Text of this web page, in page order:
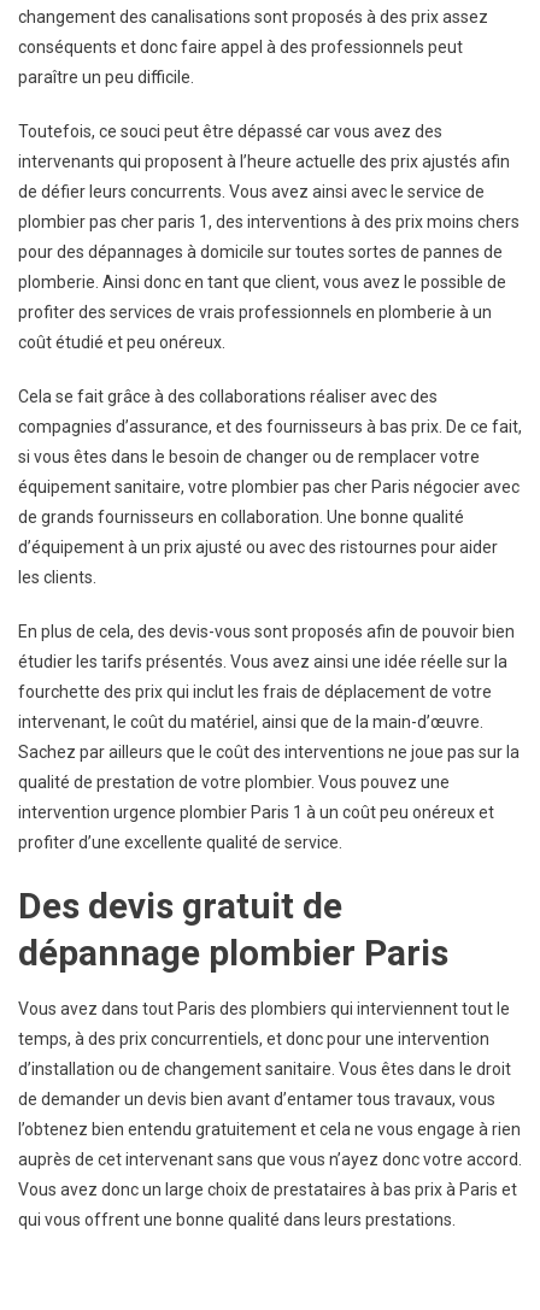
changement des canalisations sont proposés à des prix assez
conséquents et donc faire appel à des professionnels peut
paraître un peu difficile.
Toutefois, ce souci peut être dépassé car vous avez des
intervenants qui proposent à l’heure actuelle des prix ajustés afin
de défier leurs concurrents. Vous avez ainsi avec le service de
plombier pas cher paris 1, des interventions à des prix moins chers
pour des dépannages à domicile sur toutes sortes de pannes de
plomberie. Ainsi donc en tant que client, vous avez le possible de
profiter des services de vrais professionnels en plomberie à un
coût étudié et peu onéreux.
Cela se fait grâce à des collaborations réaliser avec des
compagnies d’assurance, et des fournisseurs à bas prix. De ce fait,
si vous êtes dans le besoin de changer ou de remplacer votre
équipement sanitaire, votre plombier pas cher Paris négocier avec
de grands fournisseurs en collaboration. Une bonne qualité
d’équipement à un prix ajusté ou avec des ristournes pour aider
les clients.
En plus de cela, des devis-vous sont proposés afin de pouvoir bien
étudier les tarifs présentés. Vous avez ainsi une idée réelle sur la
fourchette des prix qui inclut les frais de déplacement de votre
intervenant, le coût du matériel, ainsi que de la main-d’œuvre.
Sachez par ailleurs que le coût des interventions ne joue pas sur la
qualité de prestation de votre plombier. Vous pouvez une
intervention urgence plombier Paris 1 à un coût peu onéreux et
profiter d’une excellente qualité de service.
Des devis gratuit de
dépannage plombier Paris
Vous avez dans tout Paris des plombiers qui interviennent tout le
temps, à des prix concurrentiels, et donc pour une intervention
d’installation ou de changement sanitaire. Vous êtes dans le droit
de demander un devis bien avant d’entamer tous travaux, vous
l’obtenez bien entendu gratuitement et cela ne vous engage à rien
auprès de cet intervenant sans que vous n’ayez donc votre accord.
Vous avez donc un large choix de prestataires à bas prix à Paris et
qui vous offrent une bonne qualité dans leurs prestations.